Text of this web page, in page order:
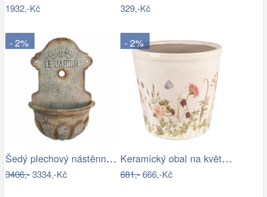
1932,-Kč 329,-Kč
- 2%
Šedý plechový nástěnný květináč ve…
3406,-3334,-Kč
- 2%
Keramický obal na květináč s lučními…
681,-666,-Kč